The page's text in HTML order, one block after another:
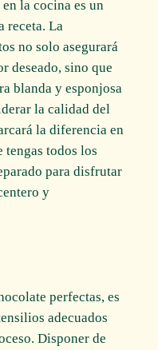
la cocina es un
receta. La
no solo asegurará
deseado, sino que
blanda y esponjosa
la calidad del
la diferencia en
todos los
para disfrutar
y
perfectas, es
adecuados
Disponer de